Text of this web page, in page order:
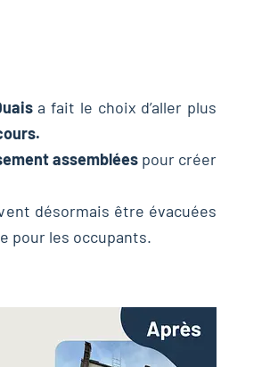
a fait le choix d’aller plus
assembléespour créer
désormais être évacuées
pour les occupants.